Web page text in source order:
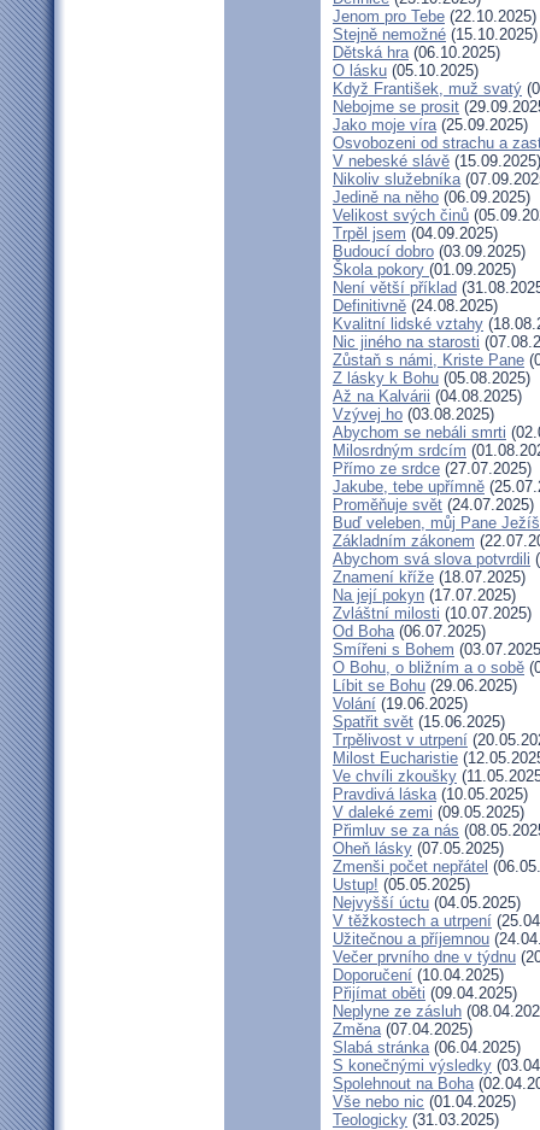
Jenom pro Tebe (22.10.2025)
Stejně nemožné (15.10.2025)
Dětská hra(06.10.2025)
O lásku (05.10.2025)
Když František, muž svatý
Nebojme se prosit
Jako moje víra(25.09.2025)
Osvobozeni od strachu a
V nebeské slávě (15.09.2025)
Nikoliv služebníka
Jedině na něho (06.09.2025)
Velikost svých činů
Trpěl jsem (04.09.2025)
Budoucí dobro (03.09.2025)
Škola pokory (01.09.2025)
Není větší příklad
Definitivně (24.08.2025)
Kvalitní lidské vztahy
Nic jiného na starosti
Zůstaň s námi, Kriste Pane
Z lásky k Bohu (05.08.2025)
Až na Kalvárii (04.08.2025)
Vzývej ho (03.08.2025)
Abychom se nebáli smrti
Milosrdným srdcím
Přímo ze srdce (27.07.2025)
Jakube, tebe upřímně
Proměňuje svět (24.07.2025)
Buď veleben, můj Pane
Základním zákonem
Abychom svá slova potvrdili
Znamení kříže (18.07.2025)
Na její pokyn (17.07.2025)
Zvláštní milosti (10.07.2025)
Od Boha(06.07.2025)
Smířeni s Bohem
O Bohu, o bližním a o sobě
Líbit se Bohu (29.06.2025)
Volání (19.06.2025)
Spatřit svět (15.06.2025)
Trpělivost v utrpení
Milost Eucharistie
Ve chvíli zkoušky
Pravdivá láska(10.05.2025)
V daleké zemi (09.05.2025)
Přimluv se za nás
Oheň lásky (07.05.2025)
Zmenši počet nepřátel
Ustup! (05.05.2025)
Nejvyšší úctu (04.05.2025)
V těžkostech a utrpení
Užitečnou a příjemnou
Večer prvního dne v týdnu
Doporučení (10.04.2025)
Přijímat oběti (09.04.2025)
Neplyne ze zásluh
Změna(07.04.2025)
Slabá stránka(06.04.2025)
S konečnými výsledky
Spolehnout na Boha
Vše nebo nic (01.04.2025)
Teologicky (31.03.2025)